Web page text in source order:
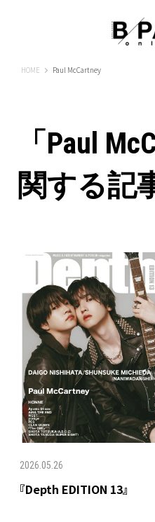
HOME B-PASS ONLINE
Paul McCartney
「Paul
関する記
2026.05.26
『Depth EDITION 13』